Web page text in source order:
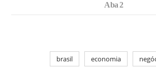
Aba 2
brasil economia